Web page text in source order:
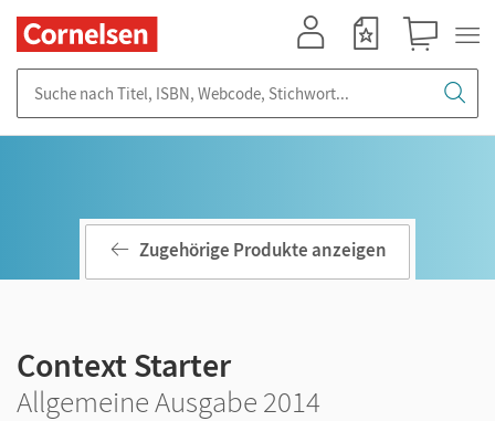
Zugehörige Produkte anzeigen
Context Starter
Allgemeine Ausgabe 2014